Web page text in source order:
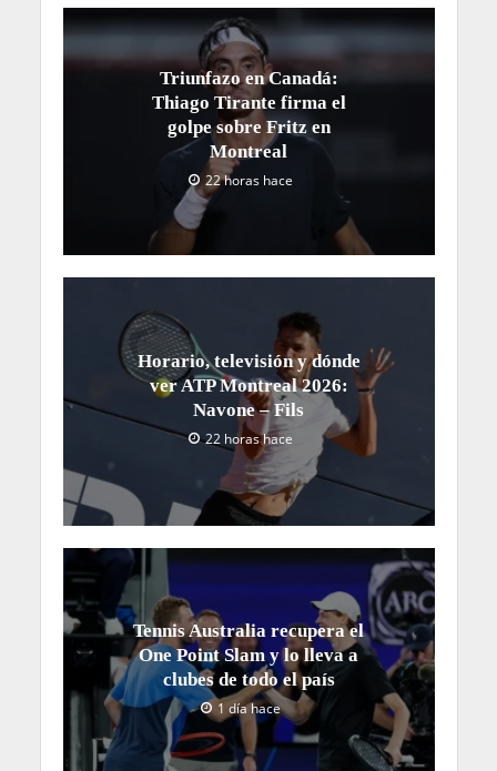
Triunfazo en Canadá:
Thiago Tirante firma el
golpe sobre Fritz en
Montreal
22 horas hace
Horario, televisión y dónde
ver ATP Montreal 2026:
Navone – Fils
22 horas hace
Tennis Australia recupera el
One Point Slam y lo lleva a
clubes de todo el país
1 día hace